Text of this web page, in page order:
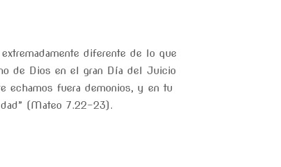
diferente de lo que
de Dios en el gran Día del Juicio
echamos fuera demonios, y en tu
(Mateo 7.22-23).